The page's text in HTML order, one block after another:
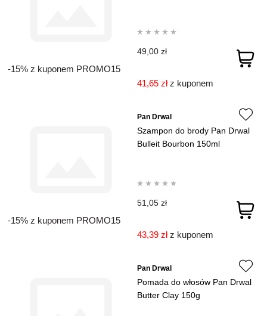
-15% z kuponem PROMO15
49,00 zł
41,65 złz kuponem
-15% z kuponem PROMO15
Pan Drwal
Szampon do brody Pan Drwal
Bulleit Bourbon 150ml
51,05 zł
43,39 złz kuponem
Pan Drwal
Pomada do włosów Pan Drwal
Butter Clay 150g